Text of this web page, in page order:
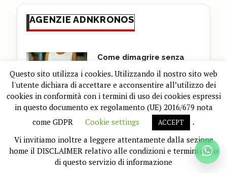
AGENZIE ADNKRONOS
Come dimagrire senza
la fame? La lezione delle
diete ‘veg’
8 Agosto 2026
Morto dopo la puntura di
un calabrone, cosa fare
subito: cosa dice
l’allergologa
Questo sito utilizza i cookies. Utilizzando il nostro sito web
l'utente dichiara di accettare e acconsentire all’utilizzo dei
cookies in conformità con i termini di uso dei cookies espressi
in questo documento ex regolamento (UE) 2016/679 nota
come GDPR
Cookie settings ACCEPT
.
Vi invitiamo inoltre a leggere attentamente dalla sezione
home il DISCLAIMER relativo alle condizioni e termini d'uso
di questo servizio di informazione